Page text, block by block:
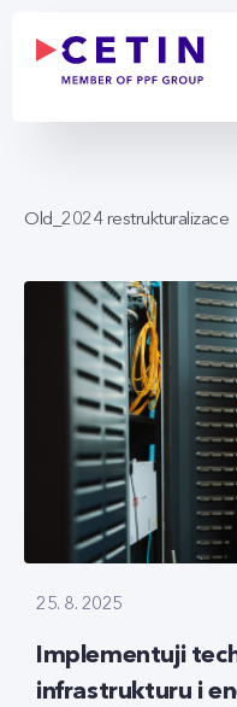
Old_2024 restrukturalizace
25. 8. 2025
Implementuji
infrastrukturu i